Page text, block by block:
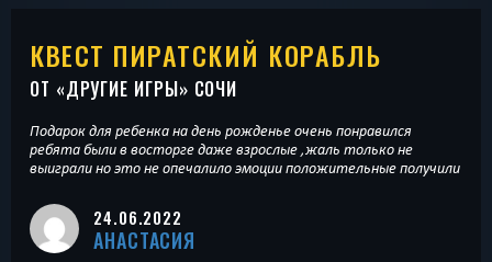
КВЕСТ ПИРАТСКИЙ КОРАБЛЬ
ОТ «ДРУГИЕ ИГРЫ» СОЧИ
Подарок для ребенка на день рожденье очень понравился
ребята были в восторге даже взрослые ,жаль только не
выиграли но это не опечалило эмоции положительные получили
24.06.2022
АНАСТАСИЯ